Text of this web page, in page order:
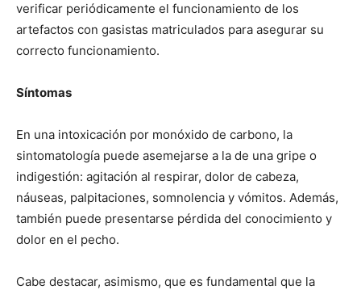
verificar periódicamente el funcionamiento de los
artefactos con gasistas matriculados para asegurar su
correcto funcionamiento.
Síntomas
En una intoxicación por monóxido de carbono, la
sintomatología puede asemejarse a la de una gripe o
indigestión: agitación al respirar, dolor de cabeza,
náuseas, palpitaciones, somnolencia y vómitos. Además,
también puede presentarse pérdida del conocimiento y
dolor en el pecho.
Cabe destacar, asimismo, que es fundamental que la